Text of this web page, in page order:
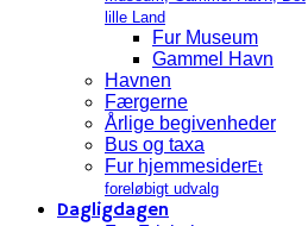
lille Land
Fur Museum
Gammel Havn
Havnen
Færgerne
Årlige begivenheder
Bus og taxa
Fur hjemmesiderEt
foreløbigt udvalg
Dagligdagen